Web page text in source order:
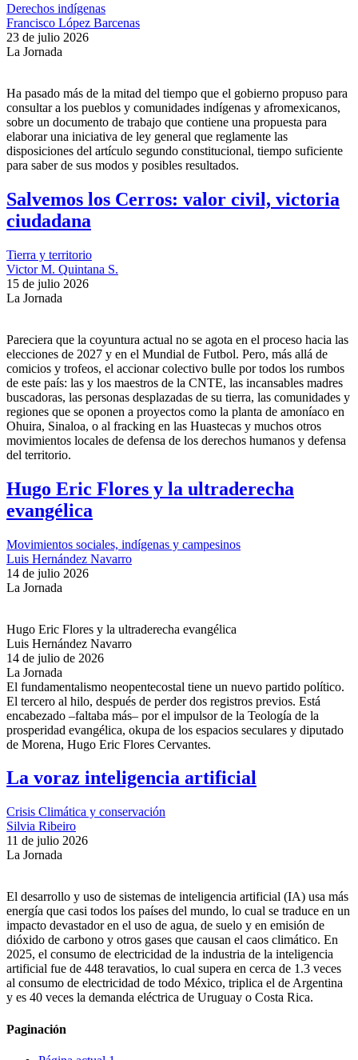
Derechos indígenas
Francisco López Barcenas
23 de julio 2026
La Jornada
Ha pasado más de la mitad del tiempo que el gobierno propuso para
consultar a los pueblos y comunidades indígenas y afromexicanos,
sobre un documento de trabajo que contiene una propuesta para
elaborar una iniciativa de ley general que reglamente las
disposiciones del artículo segundo constitucional, tiempo suficiente
para saber de sus modos y posibles resultados.
Salvemos los Cerros: valor civil, victoria
ciudadana
Tierra y territorio
Victor M. Quintana S.
15 de julio 2026
La Jornada
Pareciera que la coyuntura actual no se agota en el proceso hacia las
elecciones de 2027 y en el Mundial de Futbol. Pero, más allá de
comicios y trofeos, el accionar colectivo bulle por todos los rumbos
de este país: las y los maestros de la CNTE, las incansables madres
buscadoras, las personas desplazadas de su tierra, las comunidades y
regiones que se oponen a proyectos como la planta de amoníaco en
Ohuira, Sinaloa, o al fracking en las Huastecas y muchos otros
movimientos locales de defensa de los derechos humanos y defensa
del territorio.
Hugo Eric Flores y la ultraderecha
evangélica
Movimientos sociales, indígenas y campesinos
Luis Hernández Navarro
14 de julio 2026
La Jornada
Hugo Eric Flores y la ultraderecha evangélica
Luis Hernández Navarro
14 de julio de 2026
La Jornada
El fundamentalismo neopentecostal tiene un nuevo partido político.
El tercero al hilo, después de perder dos registros previos. Está
encabezado –faltaba más– por el impulsor de la Teología de la
prosperidad evangélica, okupa de los espacios seculares y diputado
de Morena, Hugo Eric Flores Cervantes.
La voraz inteligencia artificial
Crisis Climática y conservación
Silvia Ribeiro
11 de julio 2026
La Jornada
El desarrollo y uso de sistemas de inteligencia artificial (IA) usa más
energía que casi todos los países del mundo, lo cual se traduce en un
impacto devastador en el uso de agua, de suelo y en emisión de
dióxido de carbono y otros gases que causan el caos climático. En
2025, el consumo de electricidad de la industria de la inteligencia
artificial fue de 448 teravatios, lo cual supera en cerca de 1.3 veces
al consumo de electricidad de todo México, triplica el de Argentina
y es 40 veces la demanda eléctrica de Uruguay o Costa Rica.
Paginación